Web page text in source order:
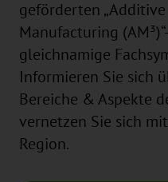
geförderten
Manufacturing
gleichnamige
Informieren Sie sich
Bereiche & Aspekte
vernetzen Sie sich
Region.